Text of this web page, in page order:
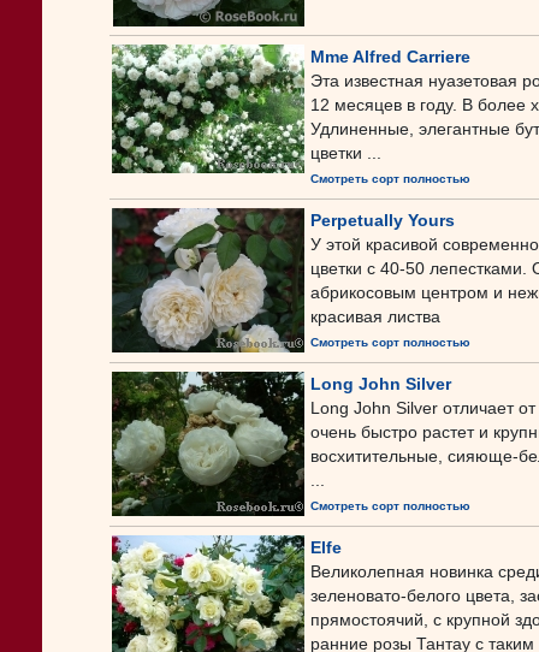
Mme Alfred Carriere
Эта известная нуазетовая
12 месяцев в году. В более
Удлиненные, элегантные
цветки ...
Смотреть сорт полностью
Perpetually Yours
У этой красивой
цветки с 40-50
абрикосовым центром и
красивая листва
Смотреть сорт полностью
Long John Silver
Long John Silver отличает
очень быстро растет и
восхитительные, сияюще-
...
Смотреть сорт полностью
Elfe
Великолепная новинка
зеленовато-белого цвета,
прямостоячий, с крупной
ранние розы Тантау с таким